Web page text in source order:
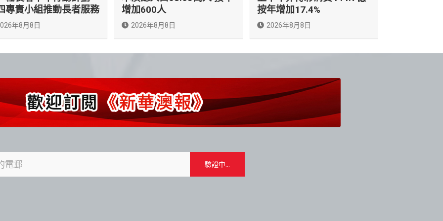
專責小組推動長者服務
年8月8日
增加600人
2026年8月8日
按年增加17.4%
2026年8月8日